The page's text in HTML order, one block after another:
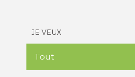
JE VEUX